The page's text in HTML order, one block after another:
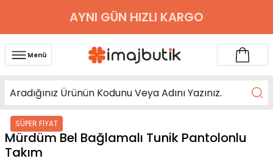
AYNI GÜN HIZLI KARGO
Menü
SÜPER FİYAT
Mürdüm Bel Bağlamalı Tunik Pantolonlu
Takım